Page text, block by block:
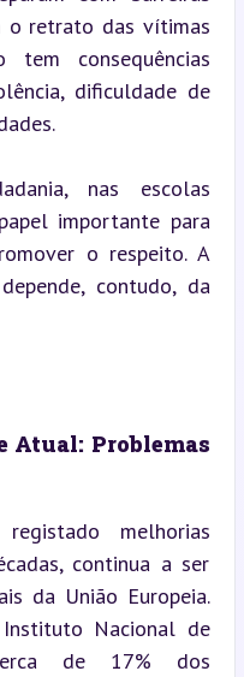
o retrato das vítimas
consequências
dificuldade de
nas escolas
importante para
o respeito. A
contudo, da
Atual: Problemas
melhorias
continua a ser
da União Europeia.
Nacional de
de 17% dos